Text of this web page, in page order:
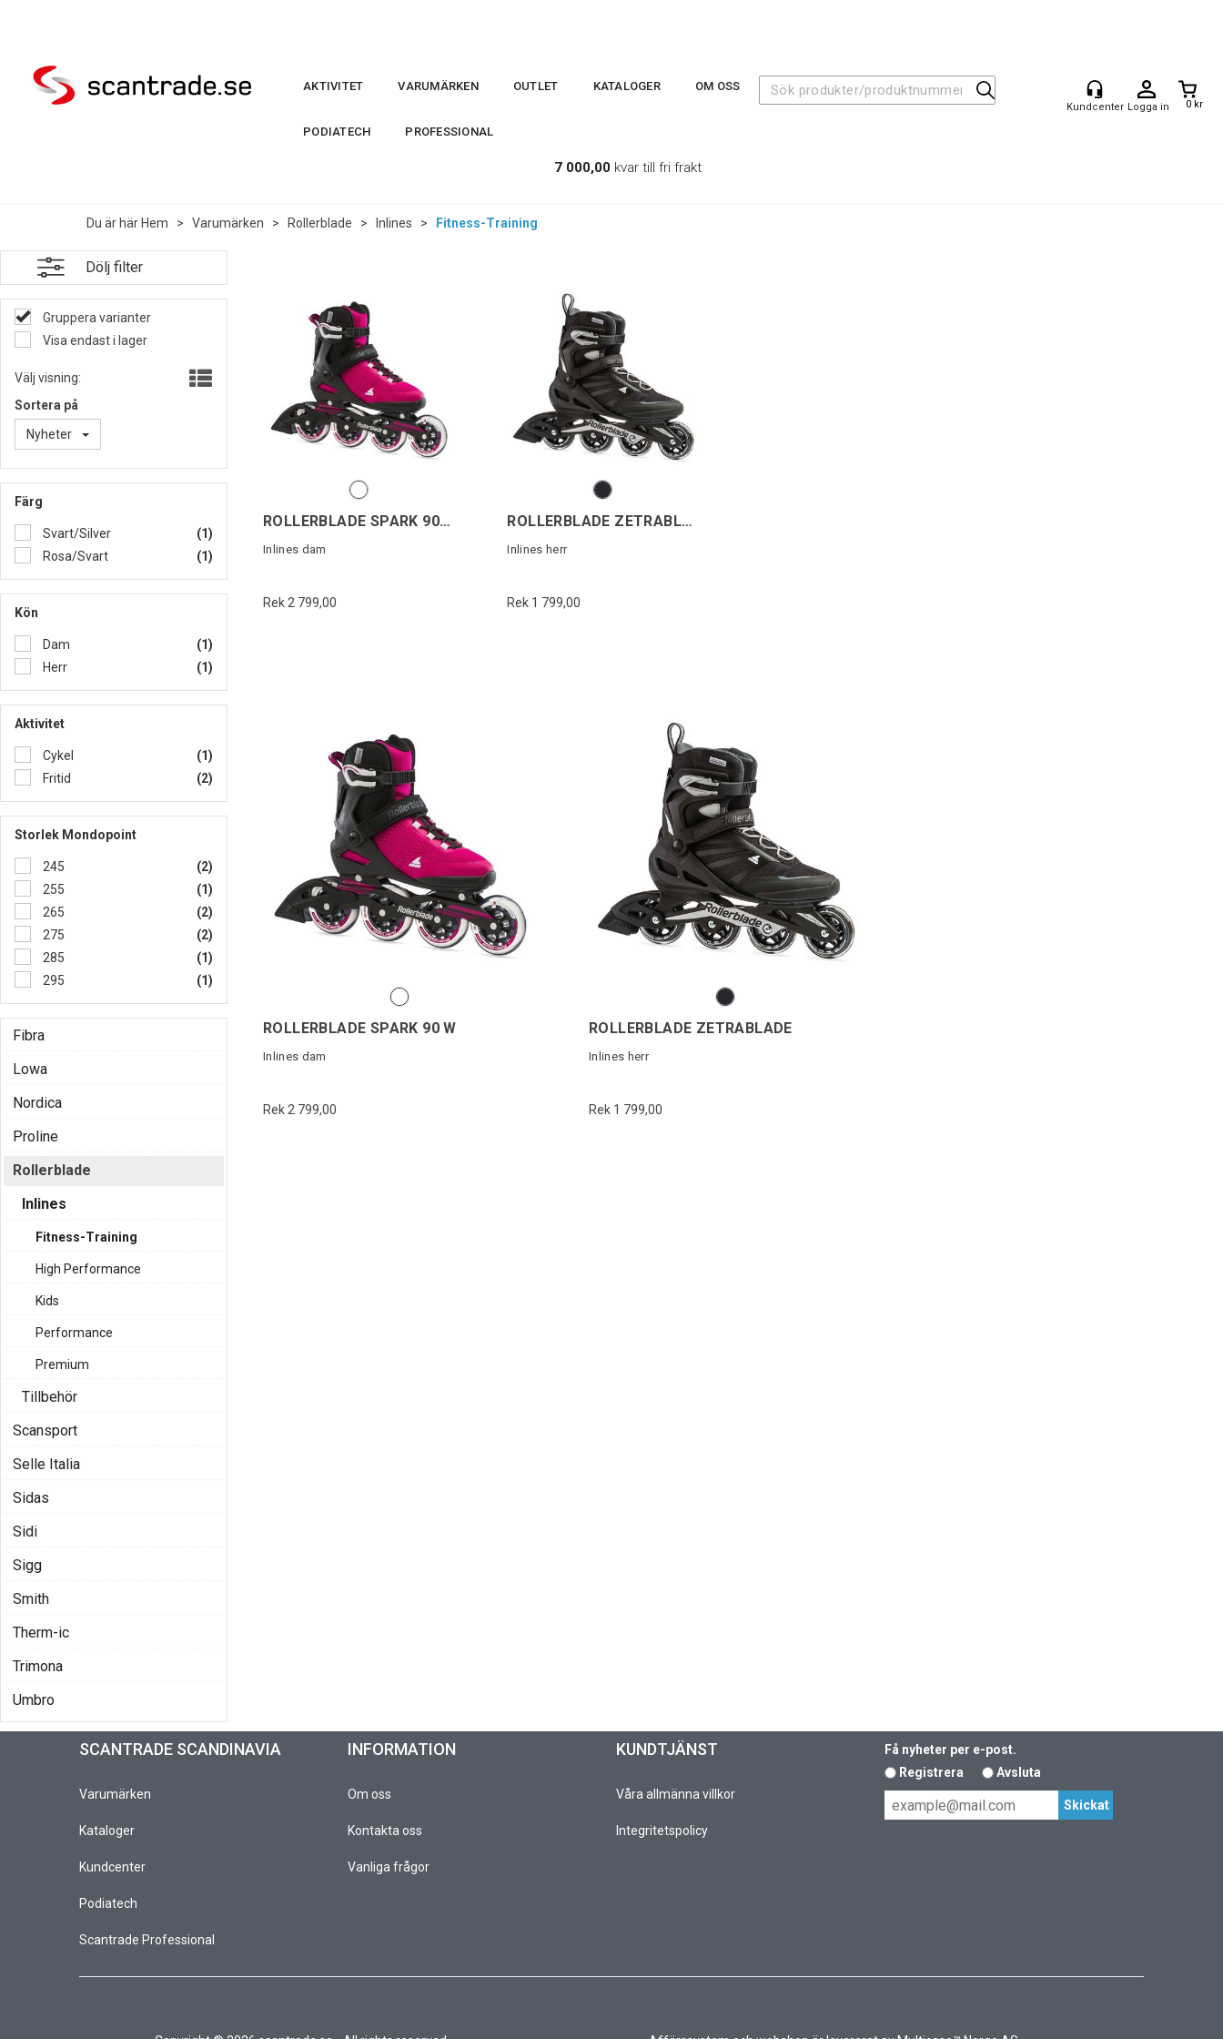
Logga in 0 kr
AKTIVITET VARUMÄRKEN OUTLET KATALOGER OM OSS
PODIATECH PROFESSIONAL
7 000,00 kvar till fri frakt
Du är här Hem > Varumärken > Rollerblade > Inlines > Fitness-Training
Dölj filter
Gruppera varianter
Visa endast i lager
Välj visning:
Sortera på
Nyheter
Färg
Svart/Silver
(1)
Rosa/Svart
(1)
Kön
Dam
(1)
Herr
(1)
Aktivitet
Cykel
(1)
Fritid
(2)
Storlek Mondopoint
245
(2)
255
(1)
265
(2)
275
(2)
285
(1)
295
(1)
Fibra
Lowa
Nordica
Proline
Rollerblade
Inlines
Fitness-Training
High Performance
Kids
Performance
Premium
Tillbehör
Scansport
Selle Italia
Sidas
Sidi
Sigg
Smith
Therm-ic
Trimona
Umbro
ROLLERBLADE SPARK 90 W
Inlines dam
Rek 2 799,00
ROLLERBLADE ZETRABLADE
Inlines herr
Rek 1 799,00
ROLLERBLADE SPARK 90 W
Inlines dam
Rek 2 799,00
ROLLERBLADE ZETRABLADE
Inlines herr
Rek 1 799,00
SCANTRADE SCANDINAVIA
Varumärken
Kataloger
Kundcenter
Podiatech
Scantrade Professional
INFORMATION
Om oss
Kontakta oss
Vanliga frågor
KUNDTJÄNST
Våra allmänna villkor
Integritetspolicy
Få nyheter per e-post.
Registrera
Avsluta